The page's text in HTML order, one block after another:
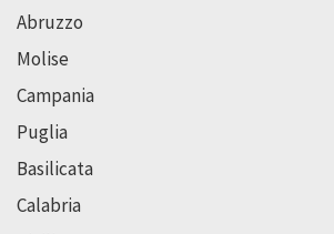
Abruzzo
Molise
Campania
Puglia
Basilicata
Calabria